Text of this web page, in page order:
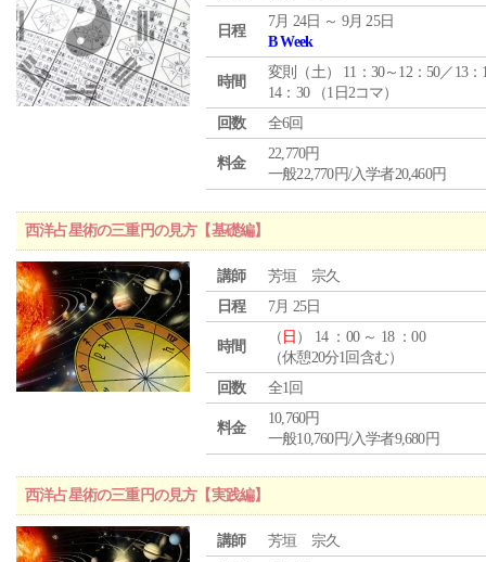
日程
7月 24日 ～ 9月 25日
B Week
時間
変則（土） 11：30～12：50／13：
14：30 （1日2コマ）
回数
全6回
料金
22,770円
一般22,770円/入学者20,460円
西洋占星術の三重円の見方【基礎編】
講師
芳垣 宗久
日程
7月 25日
時間
（ 日 ） 14 ：00 ～ 18 ：00
（休憩20分1回含む）
回数
全1回
料金
10,760円
一般10,760円/入学者9,680円
西洋占星術の三重円の見方【実践編】
講師
芳垣 宗久